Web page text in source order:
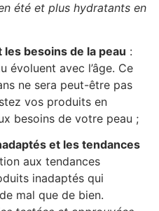
été et plus hydratants en
les besoins de la peau :
évoluent avec l’âge. Ce
ne sera peut-être pas
vos produits en
besoins de votre peau ;
et les tendances
aux tendances
inadaptés qui
mal que de bien.